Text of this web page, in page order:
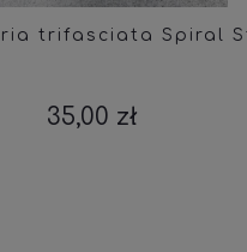
trifasciata Spiral
35,00 zł